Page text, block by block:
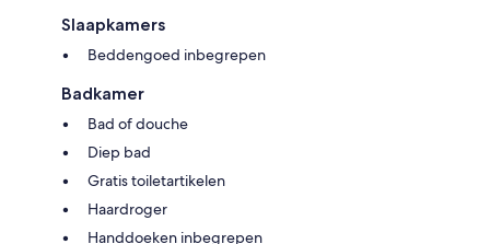
Slaapkamers
Beddengoed inbegrepen
Badkamer
Bad of douche
Diep bad
Gratis toiletartikelen
Haardroger
Handdoeken inbegrepen